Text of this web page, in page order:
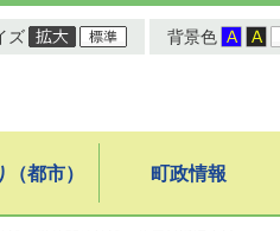
ズ 背景色
都市） 町政情報